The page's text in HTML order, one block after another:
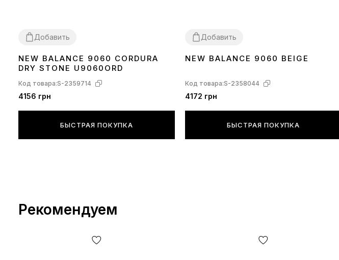
Добавить
3637 3839404142 43 4445
NEW BALANCE 9060 CORDURA
DRY STONE U9060ORD
Код товара:S-2359714
4156 грн
БЫСТРАЯ ПОКУПКА
Добавить
3637 3839404142 44 45
NEW BALANCE 9060 BEIGE
Код товара:S-2358044
4172 грн
БЫСТРАЯ ПОКУПКА
Рекомендуем